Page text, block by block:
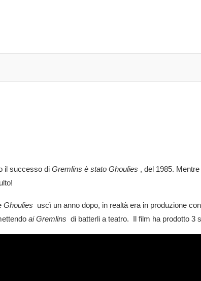
il successo di Gremlins è stato Ghoulies , del 1985.
Ghoulies uscì un anno dopo, in realtà era in produzione
ai Gremlins di batterli a teatro. Il film ha prodotto 3